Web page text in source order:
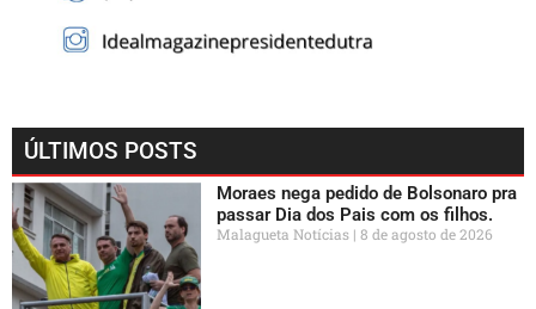
ÚLTIMOS POSTS
Moraes nega pedido de Bolsonaro pra
passar Dia dos Pais com os filhos.
Malagueta Notícias 8 de agosto de 2026